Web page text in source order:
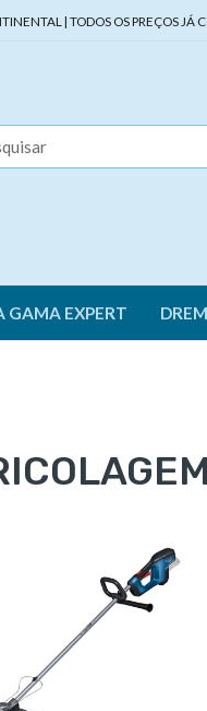
| TODOS OS PREÇOS
GAMA EXPERT